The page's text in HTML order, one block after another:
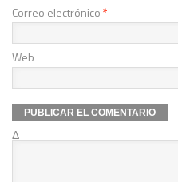
Correo electrónico*
Web
Δ